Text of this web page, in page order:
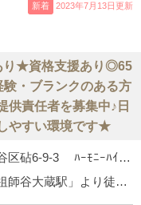
新着 2023年7月13日更新
り★資格支援あり◎65
・ブランクのある方
責任者を募集中♪日
やすい環境です★
東京都世田谷区砧6-9-3 ﾊｰﾓﾆｰﾊｲﾂ205号室
小田急線「祖師谷大蔵駅」より徒歩8分